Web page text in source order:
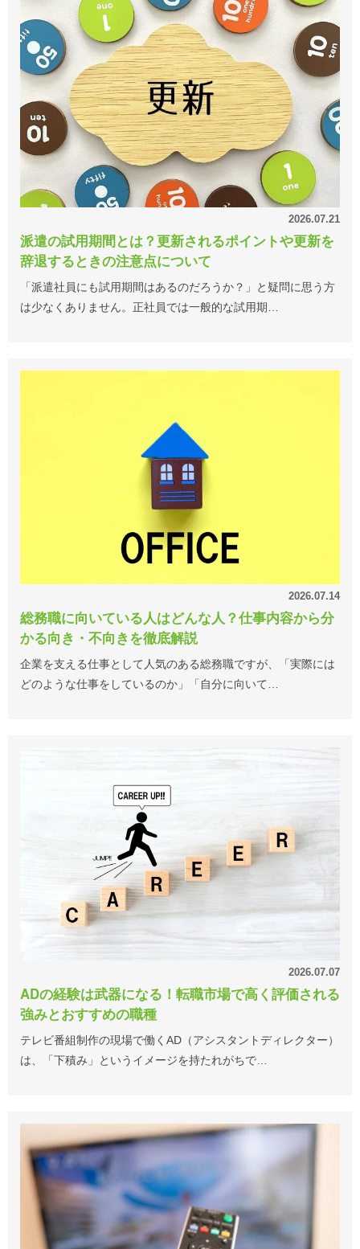
2026.07.21
派遣の試用期間とは？更新されるポイントや更新を
辞退するときの注意点について
「派遣社員にも試用期間はあるのだろうか？」と疑問に思う方
は少なくありません。正社員では一般的な試用期…
2026.07.14
総務職に向いている人はどんな人？仕事内容から分
かる向き・不向きを徹底解説
企業を支える仕事として人気のある総務職ですが、「実際には
どのような仕事をしているのか」「自分に向いて…
2026.07.07
ADの経験は武器になる！転職市場で高く評価される
強みとおすすめの職種
テレビ番組制作の現場で働くAD（アシスタントディレクター）
は、「下積み」というイメージを持たれがちで…